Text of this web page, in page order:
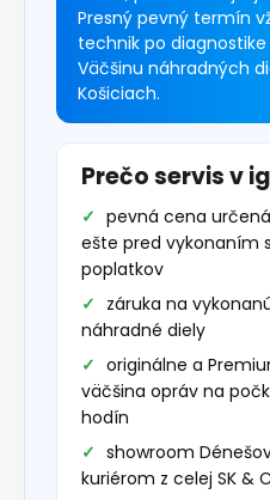
Presný pevný termín
technik po
Väčšinu náhradných
Košiciach.
Prečo servis v
pevná cena
ešte pred vykonaním
poplatkov
záruka na
náhradné diely
originálne a
väčšina opráv na
hodín
showroom
kuriérom z celej SK &